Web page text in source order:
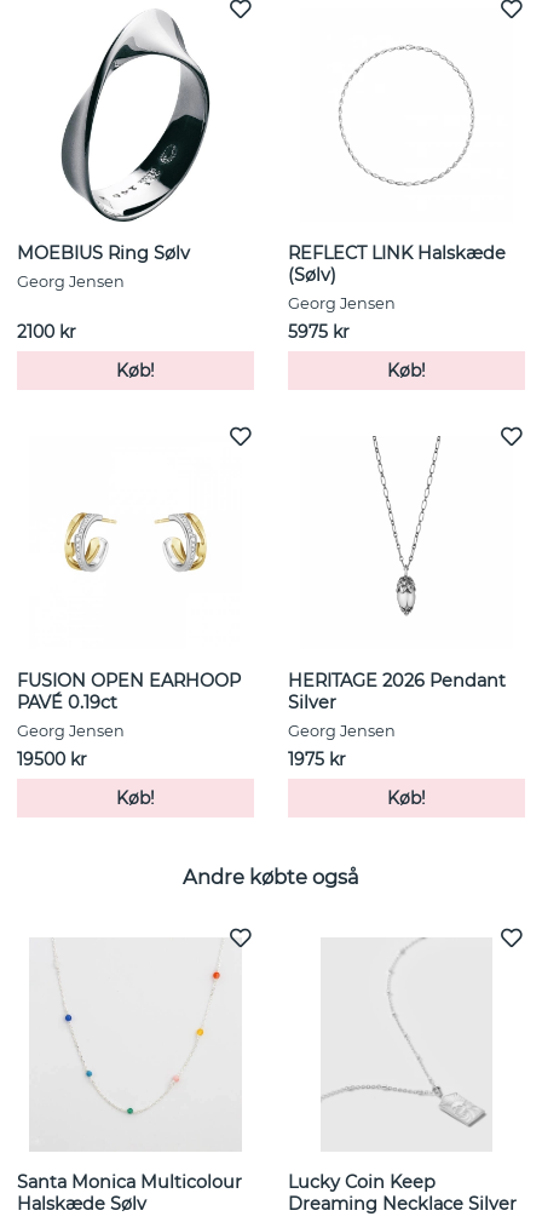
MOEBIUS Ring Sølv
Georg Jensen
2100 kr
Køb!
REFLECT LINK Halskæde
(Sølv)
Georg Jensen
5975 kr
Køb!
FUSION OPEN EARHOOP
PAVÉ 0.19ct
Georg Jensen
19500 kr
Køb!
HERITAGE 2026 Pendant
Silver
Georg Jensen
1975 kr
Køb!
Andre købte også
Santa Monica Multicolour
Halskæde Sølv
Lucky Coin Keep
Dreaming Necklace Silver